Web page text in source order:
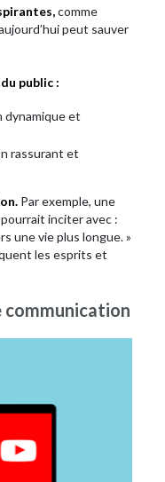
comme
peut sauver
public :
dynamique et
rassurant et
Par exemple, une
inciter avec :
une vie plus longue. »
les esprits et
communication